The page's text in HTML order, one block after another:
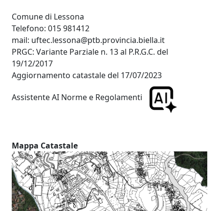
Comune di Lessona
Telefono: 015 981412
mail: uftec.lessona@ptb.provincia.biella.it
PRGC: Variante Parziale n. 13 al P.R.G.C. del
19/12/2017
Aggiornamento catastale del 17/07/2023
Assistente AI Norme e Regolamenti
Mappa Catastale